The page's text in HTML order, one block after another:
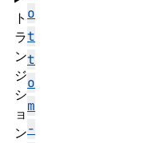
o
t
t
o
m
-
ト
ラ
ン
ジ
シ
ョ
ン